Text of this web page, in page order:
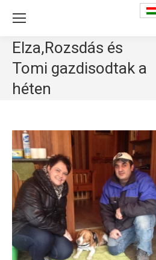
Elza,Rozsdás és
Tomi gazdisodtak a
héten